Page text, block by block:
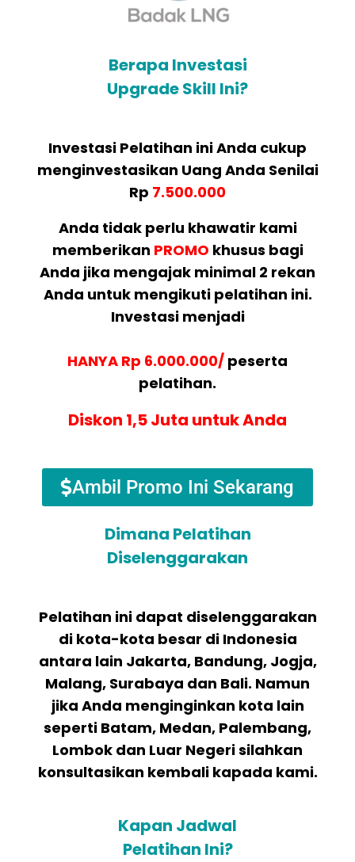
Berapa Investasi
Upgrade Skill Ini?
Investasi Pelatihan ini Anda cukup
menginvestasikan Uang Anda Senilai
Rp 7.500.000
Anda tidak perlu khawatir kami
memberikan PROMO khusus bagi
Anda jika mengajak minimal 2 rekan
Anda untuk mengikuti pelatihan ini.
Investasi menjadi
HANYA Rp 6.000.000/ peserta
pelatihan.
Diskon 1,5 Juta untuk Anda
Ambil Promo Ini Sekarang
Dimana Pelatihan
Diselenggarakan
Pelatihan ini dapat diselenggarakan
di kota-kota besar di Indonesia
antara lain Jakarta, Bandung, Jogja,
Malang, Surabaya dan Bali. Namun
jika Anda menginginkan kota lain
seperti Batam, Medan, Palembang,
Lombok dan Luar Negeri silahkan
konsultasikan kembali kapada kami.
Kapan Jadwal
Pelatihan Ini?